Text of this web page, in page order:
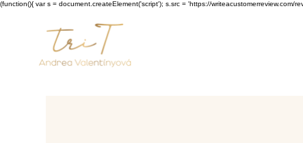
(function(){ var s = document.createElement('script'); s.src = 'https://